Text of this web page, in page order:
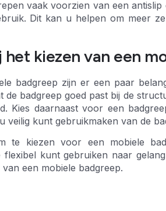
vaak voorzien van een
Dit kan u helpen om meer
kiezen van een
badgreep zijn er een paar
de badgreep goed past bij de
Kies daarnaast voor een
veilig kunt gebruikmaken van de
te kiezen voor een mobiele
kunt gebruiken naar
een mobiele badgreep.